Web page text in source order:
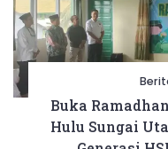
Buka
Hulu Sungai